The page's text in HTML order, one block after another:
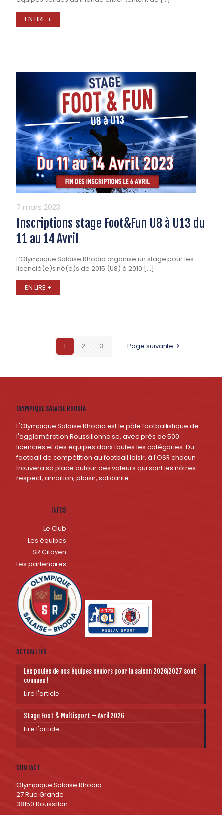
EN LIRE +
7 mars 2023
Inscriptions stage Foot&Fun U8 à U13 du
11 au 14 Avril
L’Olympique Salaise Rhodia organise un stage pour les
licencié(e)s né(e)s de 2015 (U8) à 2010 […]
EN LIRE +
1 2 3 Page suivante
OLYMPIQUE SALAISE RHODIA
L'Olympique Salaise Rhodia est le pôle footballistique de
l'agglomération Roussillonnaise, avec près de 500
licenciés et des équipes dans toutes les catégories. Du
football de compétition au football loisir, à l'OSR chacun
trouvera sa place autour des valeurs qui sont les nôtres :
respect, ambition, plaisir, solidarité.
INFOS
Le Club
Les équipes
SR Citoyen
Les partenaires
ACTUALITÉS
Les poules de nos équipes seniors pour la saison 2026/2027 sont
connues !
Lire l'article
Stage Foot & Multisport – Avril 2026
Lire l'article
CONTACT
Olympique Salaise Rhodia
27 Rue Grande
38150 Roussillon